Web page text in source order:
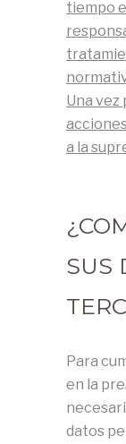
tiempo
Una vez
a la
SUS
Para
en la
datos